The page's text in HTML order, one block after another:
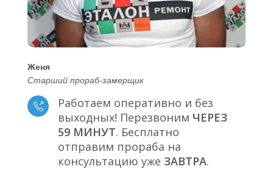
Женя
Старший прораб-замерщик
Работаем оперативно и без
выходных! Перезвоним ЧЕРЕЗ
59 МИНУТ. Бесплатно
отправим прораба на
консультацию уже ЗАВТРА.